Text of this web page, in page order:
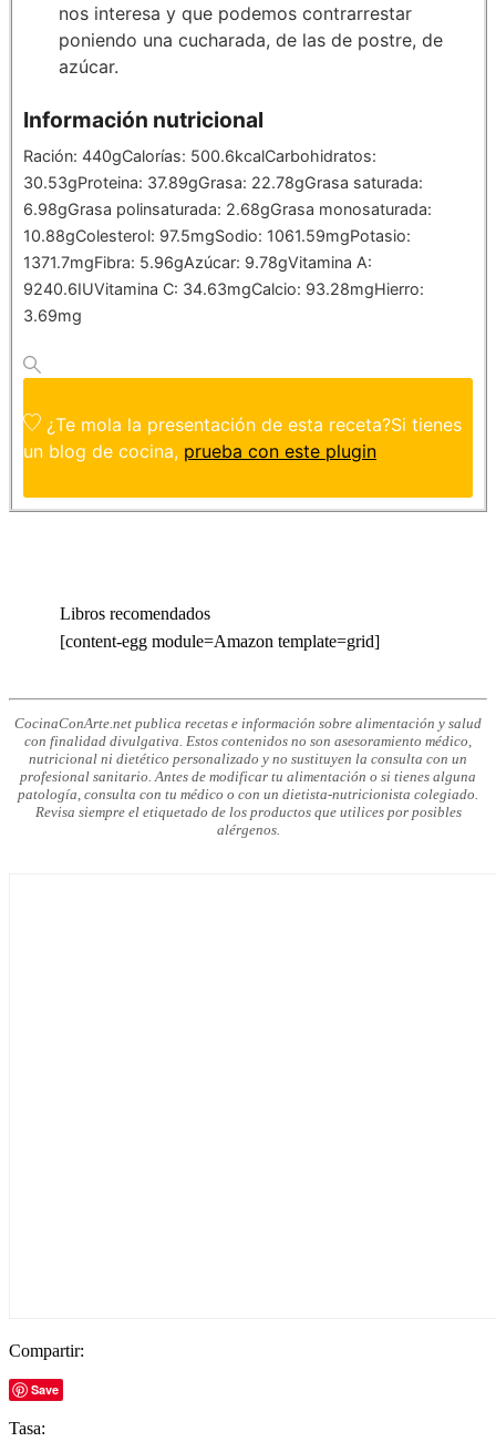
nos interesa y que podemos contrarrestar
poniendo una cucharada, de las de postre, de
azúcar.
Información nutricional
Ración: 440gCalorías: 500.6kcalCarbohidratos:
30.53gProteina: 37.89gGrasa: 22.78gGrasa saturada:
6.98gGrasa polinsaturada: 2.68gGrasa monosaturada:
10.88gColesterol: 97.5mgSodio: 1061.59mgPotasio:
1371.7mgFibra: 5.96gAzúcar: 9.78gVitamina A:
9240.6IUVitamina C: 34.63mgCalcio: 93.28mgHierro:
3.69mg
¿Te mola la presentación de esta receta?Si tienes
un blog de cocina, prueba con este plugin
Libros recomendados
[content-egg module=Amazon template=grid]
CocinaConArte.net publica recetas e información sobre alimentación y salud
con finalidad divulgativa. Estos contenidos no son asesoramiento médico,
nutricional ni dietético personalizado y no sustituyen la consulta con un
profesional sanitario. Antes de modificar tu alimentación o si tienes alguna
patología, consulta con tu médico o con un dietista-nutricionista colegiado.
Revisa siempre el etiquetado de los productos que utilices por posibles
alérgenos.
Compartir:
Save
Tasa: